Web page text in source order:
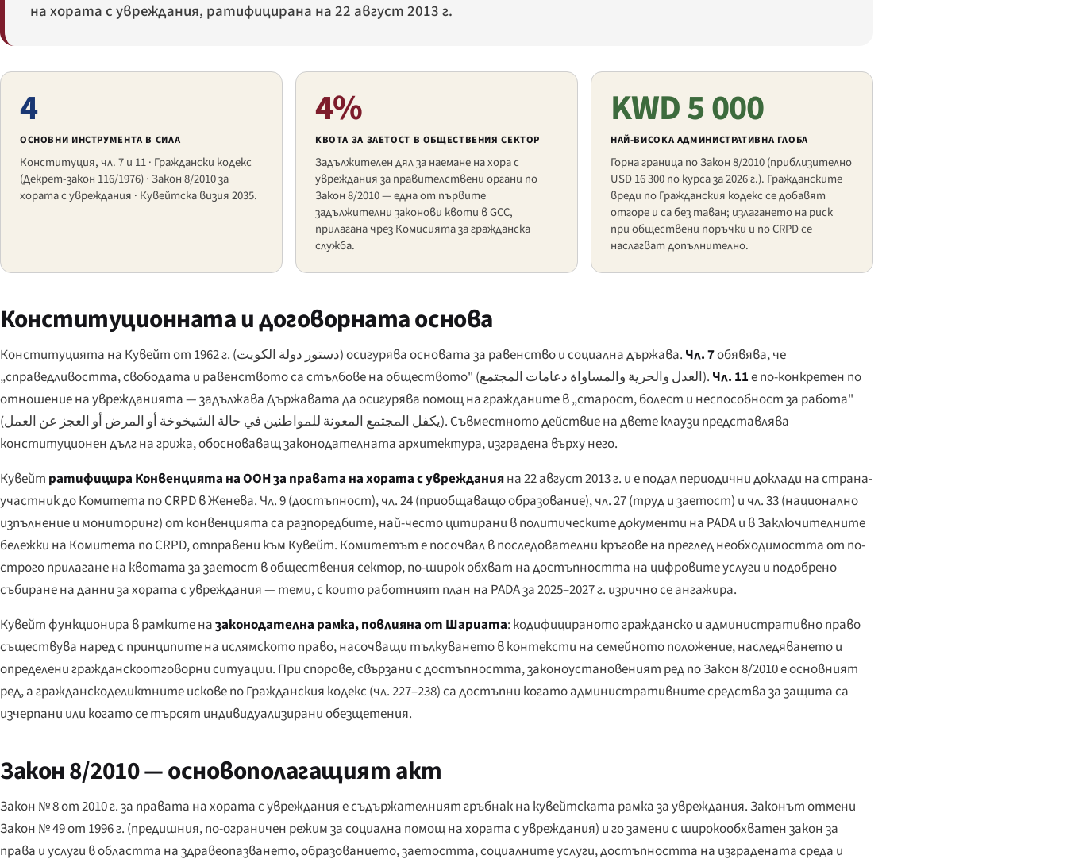
на хората с увреждания, ратифицирана на 22 август 2013 г.
4
ОСНОВНИ ИНСТРУМЕНТА В СИЛА
Конституция, чл. 7 и 11 · Граждански кодекс
(Декрет-закон 116/1976) · Закон 8/2010 за
хората с увреждания · Кувейтска визия 2035.
4%
КВОТА ЗА ЗАЕТОСТ В ОБЩЕСТВЕНИЯ СЕКТОР
Задължителен дял за наемане на хора с
увреждания за правителствени органи по
Закон 8/2010 — една от първите
задължителни законови квоти в GCC,
прилагана чрез Комисията за гражданска
служба.
KWD 5 000
НАЙ-ВИСОКА АДМИНИСТРАТИВНА ГЛОБА
Горна граница по Закон 8/2010 (приблизително
USD 16 300 по курса за 2026 г.). Гражданските
вреди по Гражданския кодекс се добавят
отгоре и са без таван; излагането на риск
при обществени поръчки и по CRPD се
наслагват допълнително.
Конституционната и договорната основа
Конституцията на Кувейт от 1962 г. (دستور دولة الكويت) осигурява основата за равенство и социална държава. Чл. 7обявява, че
„справедливостта, свободата и равенството са стълбове на обществото" (العدل والحرية والمساواة دعامات المجتمع). Чл. 11е по-конкретен по
отношение на уврежданията — задължава Държавата да осигурява помощ на гражданите в „старост, болест и неспособност за работа"
(يكفل المجتمع المعونة للمواطنين في حالة الشيخوخة أو المرض أو العجز عن العمل). Съвместното действие на двете клаузи представлява
конституционен дълг на грижа, обосноваващ законодателната архитектура, изградена върху него.
Кувейт ратифицира Конвенцията на ООН за правата на хората с уврежданияна 22 август 2013 г. и е подал периодични доклади на страна-
участник до Комитета по CRPD в Женева. Чл. 9 (достъпност), чл. 24 (приобщаващо образование), чл. 27 (труд и заетост) и чл. 33 (национално
изпълнение и мониторинг) от конвенцията са разпоредбите, най-често цитирани в политическите документи на PADA и в Заключителните
бележки на Комитета по CRPD, отправени към Кувейт. Комитетът е посочвал в последователни кръгове на преглед необходимостта от по-
строго прилагане на квотата за заетост в обществения сектор, по-широк обхват на достъпността на цифровите услуги и подобрено
събиране на данни за хората с увреждания — теми, с които работният план на PADA за 2025–2027 г. изрично се ангажира.
Кувейт функционира в рамките назаконодателна рамка, повлияна от Шариата: кодифицираното гражданско и административно право
съществува наред с принципите на ислямското право, насочващи тълкуването в контексти на семейното положение, наследяването и
определени гражданскоотговорни ситуации. При спорове, свързани с достъпността, законоустановеният ред по Закон 8/2010 е основният
ред, а гражданскоделиктните искове по Гражданския кодекс (чл. 227–238) са достъпни когато административните средства за защита са
изчерпани или когато се търсят индивидуализирани обезщетения.
Закон 8/2010 — основополагащият акт
Закон № 8 от 2010 г. за правата на хората с увреждания е съдържателният гръбнак на кувейтската рамка за увреждания. Законът отмени
Закон № 49 от 1996 г. (предишния, по-ограничен режим за социална помощ на хората с увреждания) и го замени с широкообхватен закон за
права и услуги в областта на здравеопазването, образованието, заетостта, социалните услуги, достъпността на изградената среда и